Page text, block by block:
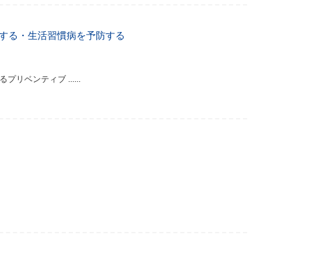
る・生活習慣病を予防する
プリベンティブ ......